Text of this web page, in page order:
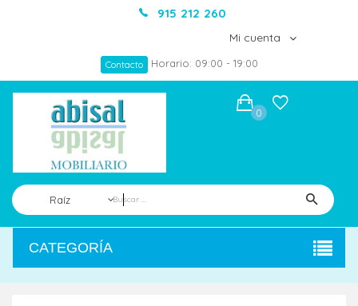
915 212 260
Mi cuenta
Contacto Horario: 09:00 - 19:00
Raíz
0
CATEGORÍA